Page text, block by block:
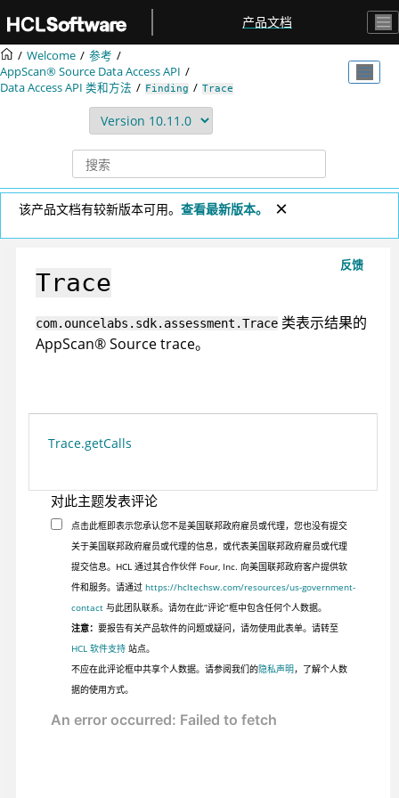
产品文档
Welcome
参考
AppScan® Source Data Access API
Data Access API 类和方法
Finding Trace
该产品文档有较新版本可用。 查看最新版本。
反馈
Trace
com.ouncelabs.sdk.assessment.Trace 类表示结果的
AppScan®Source trace。
Trace.getCalls
对此主题发表评论
点击此框即表示您承认您不是美国联邦政府雇员或代理，您也没有提交
关于美国联邦政府雇员或代理的信息，或代表美国联邦政府雇员或代理
提交信息。HCL 通过其合作伙伴 Four, Inc. 向美国联邦政府客户提供软
件和服务。请通过 https://hcltechsw.com/resources/us-government-
contact与此团队联系。请勿在此“评论”框中包含任何个人数据。
注意： 要报告有关产品软件的问题或疑问，请勿使用此表单。请转至
HCL 软件支持站点。
不应在此评论框中共享个人数据。请参阅我们的隐私声明，了解个人数
据的使用方式。